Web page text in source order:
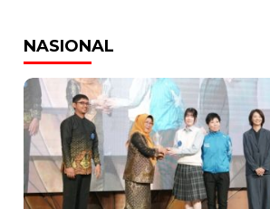
NASIONAL